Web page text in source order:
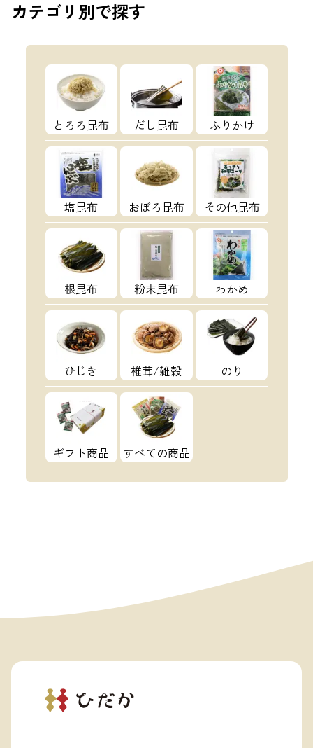
カテゴリ 別で探す
とろろ昆布 だし昆布 ふりかけ
塩昆布 おぼろ昆布 その他昆布
根昆布 粉末昆布 わかめ
ひじき 椎茸/雑穀 のり
ギフト商品 すべての商品